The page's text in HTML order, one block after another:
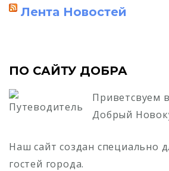
Лента Новостей
ПО САЙТУ ДОБРА
Приветсвуем
Добрый
Наш сайт создан специально
гостей города.